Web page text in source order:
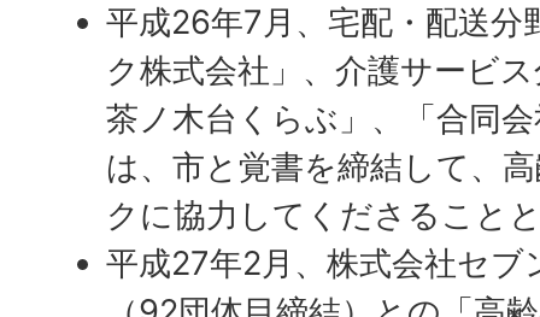
平成26年7月、宅配・配送
ク株式会社」、介護サービ
茶ノ木台くらぶ」、「合同
は、市と覚書を締結して、
クに協力してくださること
平成27年2月、株式会社セ